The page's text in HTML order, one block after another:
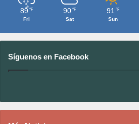
89 ℉
Fri
90 ℉
Sat
91 ℉
Sun
Síguenos en Facebook